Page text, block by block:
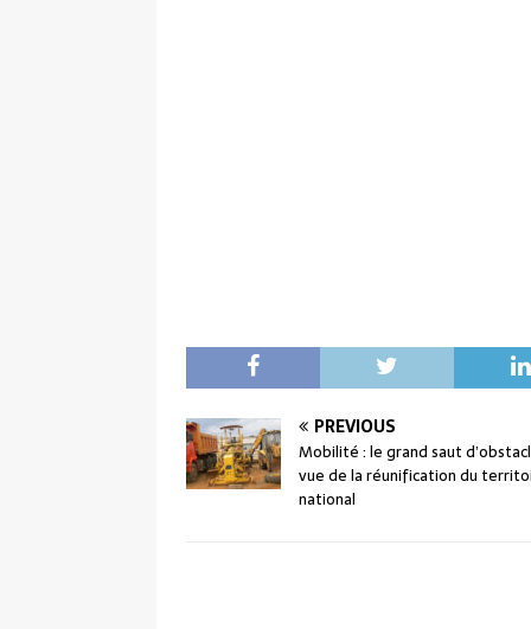
PREVIOUS
Mobilité : le grand saut
vue de la réunification du
national